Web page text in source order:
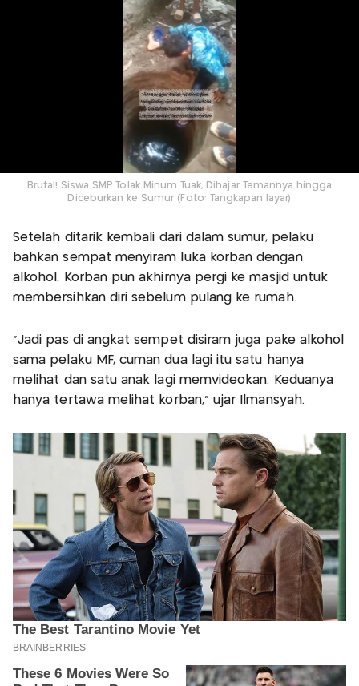
Brutal! Siswa SMP Tolak Minum Tuak, Dihajar Temannya hingga
Diceburkan ke Sumur (Foto: Tangkapan layar)
Setelah ditarik kembali dari dalam sumur, pelaku
bahkan sempat menyiram luka korban dengan
alkohol. Korban pun akhirnya pergi ke masjid untuk
membersihkan diri sebelum pulang ke rumah.
"Jadi pas di angkat sempet disiram juga pake alkohol
sama pelaku MF, cuman dua lagi itu satu hanya
melihat dan satu anak lagi memvideokan. Keduanya
hanya tertawa melihat korban,” ujar Ilmansyah.